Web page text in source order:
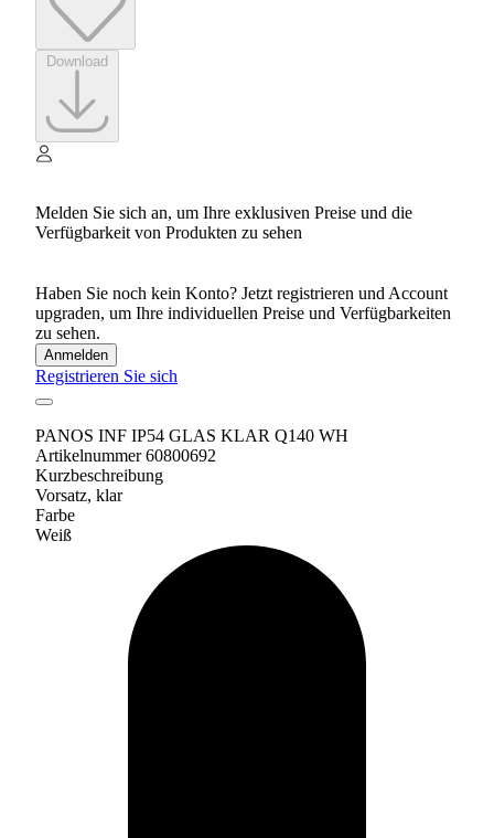
Melden Sie sich an, um Ihre exklusiven Preise und die
Verfügbarkeit von Produkten zu sehen
Haben Sie noch kein Konto? Jetzt registrieren und Account
upgraden, um Ihre individuellen Preise und Verfügbarkeiten
zu sehen.
Anmelden
Registrieren Sie sich
PANOS INF IP54 GLAS KLAR Q140 WH
Artikelnummer 60800692
Kurzbeschreibung
Vorsatz, klar
Farbe
Weiß